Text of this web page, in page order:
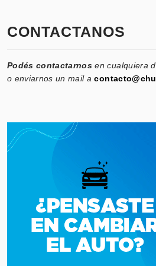
CONTACTANOS
Podés contactarnos en cualquiera
o enviarnos un mail a